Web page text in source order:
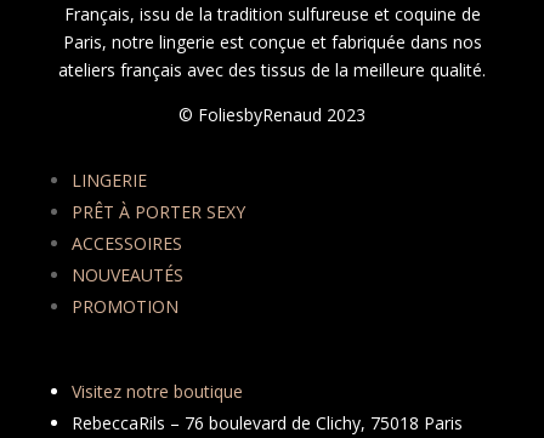
Français, issu de la tradition sulfureuse et coquine de
Paris, notre lingerie est conçue et fabriquée dans nos
ateliers français avec des tissus de la meilleure qualité.
© FoliesbyRenaud 2023
LINGERIE
PRÊT À PORTER SEXY
ACCESSOIRES
NOUVEAUTÉS
PROMOTION
Visitez notre boutique
RebeccaRils – 76 boulevard de Clichy, 75018 Paris